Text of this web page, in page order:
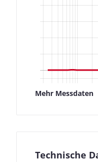
Mehr Messdaten
Messdaten
Technische